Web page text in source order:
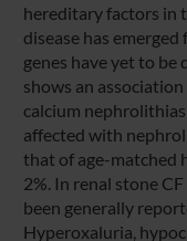
hereditary factors in
disease has
genes have yet to be
shows an
calcium
affected with
that of age-matched
2%. In renal stone
been generally
Hyperoxaluria,